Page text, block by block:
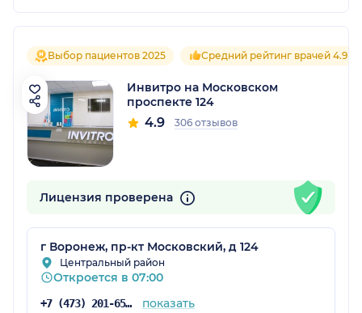
Выбор пациентов 2025 Средний рейтинг врачей 4.9
Инвитро на Московском
проспекте 124
4.9 306 отзывов
Лицензия проверена
г Воронеж, пр-кт Московский, д 124
Центральный район
Откроется в 07:00
+7 (473) 201-65-34 показать